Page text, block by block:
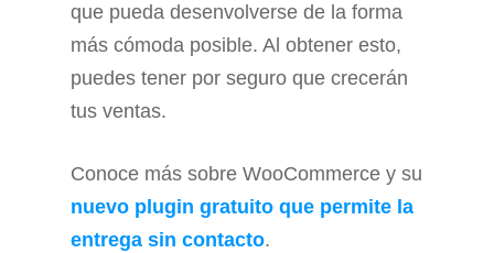
que pueda desenvolverse de la forma
más cómoda posible. Al obtener esto,
puedes tener por seguro que crecerán
tus ventas.
Conoce más sobre WooCommerce y su
nuevo plugin gratuito que permite la
entrega sin contacto.